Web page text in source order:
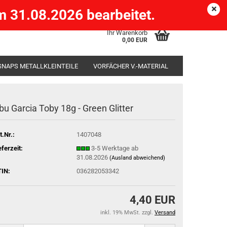
) Kundenlogin
Ihr Warenkorb
0,00 EUR
31.08.2026 bearbeitet.
METALLKLEINTEILE VORFÄCHER V.-MATERIAL
Garcia Toby 18g - Green Glitter
1407048
3-5 Werktage ab
31.08.2026 (Ausland abweichend)
036282053342
4,40 EUR
inkl. 19% MwSt. zzgl. Versand